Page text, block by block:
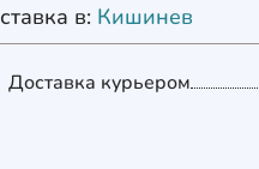
в: Кишинев
Доставка курьером